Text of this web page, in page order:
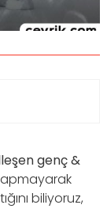
genç &
biliyoruz,